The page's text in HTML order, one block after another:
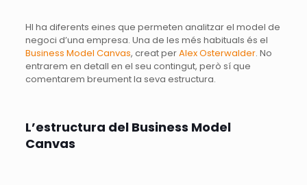
HI ha diferents eines que permeten analitzar el model de
negoci d’una empresa. Una de les més habituals és el
Business Model Canvas, creat perAlex Osterwalder. No
entrarem en detall en el seu contingut, però sí que
comentarem breument la seva estructura.
L’estructura del Business Model
Canvas